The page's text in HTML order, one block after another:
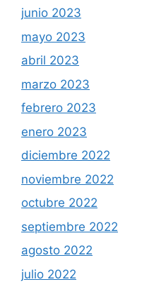
junio 2023
mayo 2023
abril 2023
marzo 2023
febrero 2023
enero 2023
diciembre 2022
noviembre 2022
octubre 2022
septiembre 2022
agosto 2022
julio 2022